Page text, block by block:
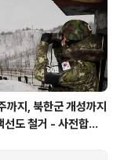
까지, 북한군 개성까지
선도 철거 - 사전합의